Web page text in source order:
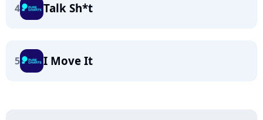
4 Talk Sh*t
5 I Move It